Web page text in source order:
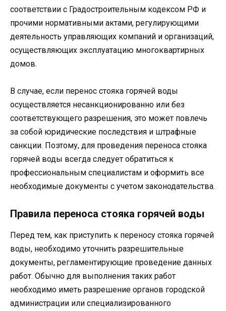
соответствии с Градостроительным кодексом РФ и
прочими нормативными актами, регулирующими
деятельность управляющих компаний и организаций,
осуществляющих эксплуатацию многоквартирных
домов.
В случае, если перенос стояка горячей воды
осуществляется несанкционированно или без
соответствующего разрешения, это может повлечь
за собой юридические последствия и штрафные
санкции. Поэтому, для проведения переноса стояка
горячей воды всегда следует обратиться к
профессиональным специалистам и оформить все
необходимые документы с учетом законодательства.
Правила переноса стояка горячей воды
Перед тем, как приступить к переносу стояка горячей
воды, необходимо уточнить разрешительные
документы, регламентирующие проведение данных
работ. Обычно для выполнения таких работ
необходимо иметь разрешение органов городской
администрации или специализированного